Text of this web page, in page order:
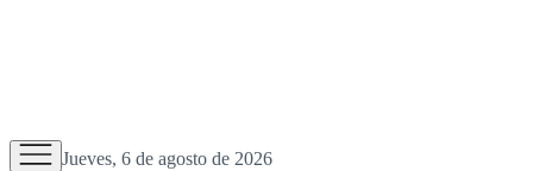
Jueves, 6 de agosto de 2026